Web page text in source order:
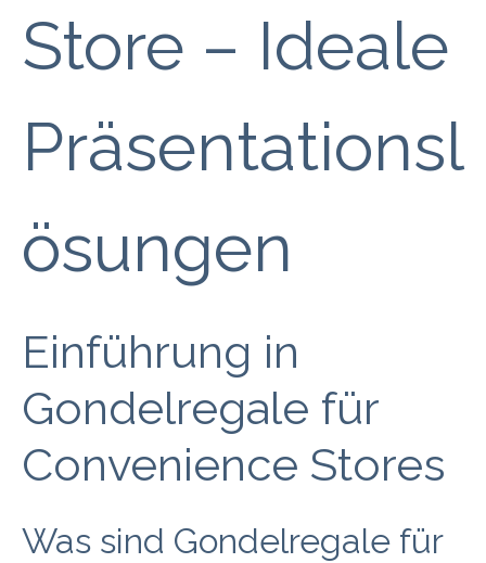
Store – Ideale
Präsentationsl
ösungen
Einführung in
Gondelregale für
Convenience Stores
Was sind Gondelregale für